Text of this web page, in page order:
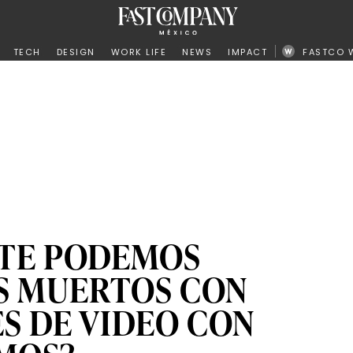
TECH DESIGN WORK LIFE NEWS IMPACT FASTCO
PODEMOS
MUERTOS CON
DE VIDEO CON